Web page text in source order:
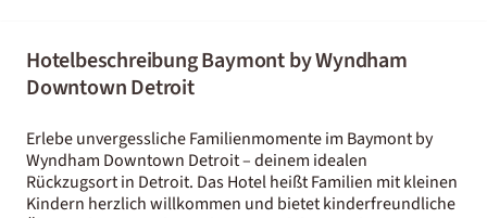
Hotelbeschreibung Baymont by Wyndham
Downtown Detroit
Erlebe unvergessliche Familienmomente im Baymont by
Wyndham Downtown Detroit – deinem idealen
Rückzugsort in Detroit. Das Hotel heißt Familien mit kleinen
Kindern herzlich willkommen und bietet kinderfreundliche